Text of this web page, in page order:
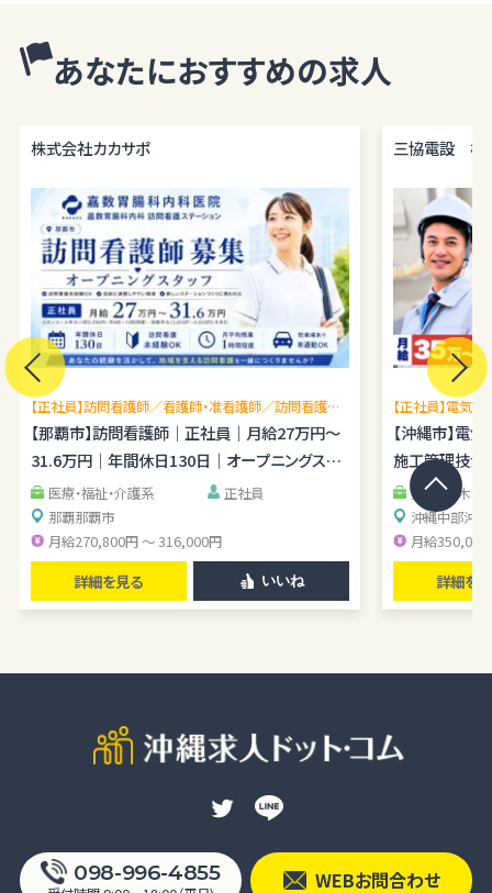
あなたにおすすめの求人
株式会社カカサポ
【正社員】訪問看護師／看護師・准看護師／訪問看護未
経験OK／月平均残業1時間程度／駐車場あり
【那覇市】訪問看護師｜正社員｜月給27万円～
31.6万円｜年間休日130日｜オープニングスタ
ッフ医療・福祉・介護系
正社員
那覇那覇市
月給270,800円 ～ 316,000円
詳細を見る いいね
三協電設 株
【正社員】電気
理経験を広げら
【沖縄市】電
施工管理技
建築・土木・
沖縄中部沖
月給
詳細を
098-996-4855 WEBお問合わせ